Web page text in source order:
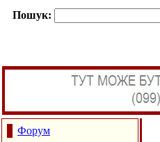
Пошук:
Форум